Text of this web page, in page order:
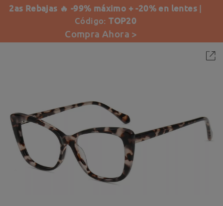
2as Rebajas 🔥 -99% máximo + -20% en lentes |
Código:TOP20
Compra Ahora >